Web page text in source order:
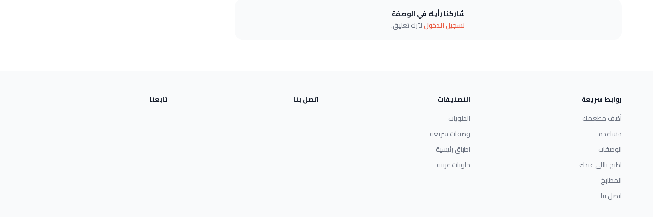
شاركنا رأيك في الوصفة
تسجيل الدخوللترك تعليق.
روابط سريعة
أضف مطعمك
مساعدة
الوصفات
اطبخ باللي عندك
المطابخ
اتصل بنا
التصنيفات
الحلويات
وصفات سريعة
اطباق رئيسية
حلويات غربية
اتصل بنا تابعنا